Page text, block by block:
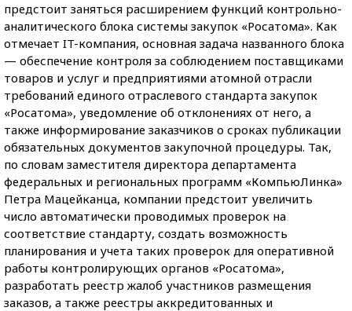
предстоит заняться расширением функций контрольно-
аналитического блока системы закупок «Росатома». Как
отмечает IT-компания, основная задача названного блока
— обеспечение контроля за соблюдением поставщиками
товаров и услуг и предприятиями атомной отрасли
требований единого отраслевого стандарта закупок
«Росатома», уведомление об отклонениях от него, а
также информирование заказчиков о сроках публикации
обязательных документов закупочной процедуры. Так,
по словам заместителя директора департамента
федеральных и региональных программ «КомпьюЛинка»
Петра Мацейканца, компании предстоит увеличить
число автоматически проводимых проверок на
соответствие стандарту, создать возможность
планирования и учета таких проверок для оперативной
работы контролирующих органов «Росатома»,
разработать реестр жалоб участников размещения
заказов, а также реестры аккредитованных и